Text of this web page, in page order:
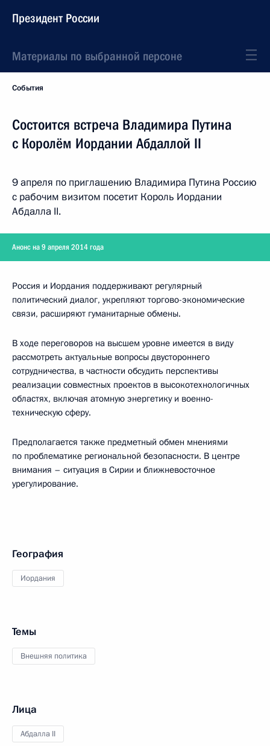
Президент России
Материалы по выбранной персоне
События
Состоится встреча Владимира Путина
с Королём Иордании Абдаллой II
9 апреля по приглашению Владимира Путина Россию
с рабочим визитом посетит Король Иордании
Абдалла II.
Анонс на 9 апреля 2014 года
Россия и Иордания поддерживают регулярный
политический диалог, укрепляют торгово-экономические
связи, расширяют гуманитарные обмены.
В ходе переговоров на высшем уровне имеется в виду
рассмотреть актуальные вопросы двустороннего
сотрудничества, в частности обсудить перспективы
реализации совместных проектов в высокотехнологичных
областях, включая атомную энергетику и военно-
техническую сферу.
Предполагается также предметный обмен мнениями
по проблематике региональной безопасности. В центре
внимания – ситуация в Сирии и ближневосточное
урегулирование.
География
Иордания
Темы
Внешняя политика
Лица
Абдалла II